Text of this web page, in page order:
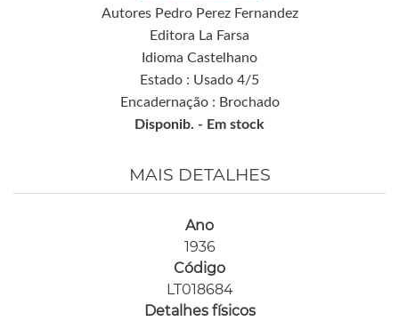
Autores Pedro Perez Fernandez
Editora La Farsa
Idioma Castelhano
Estado : Usado 4/5
Encadernação : Brochado
Disponib. - Em stock
MAIS DETALHES
Ano
1936
Código
LT018684
Detalhes físicos